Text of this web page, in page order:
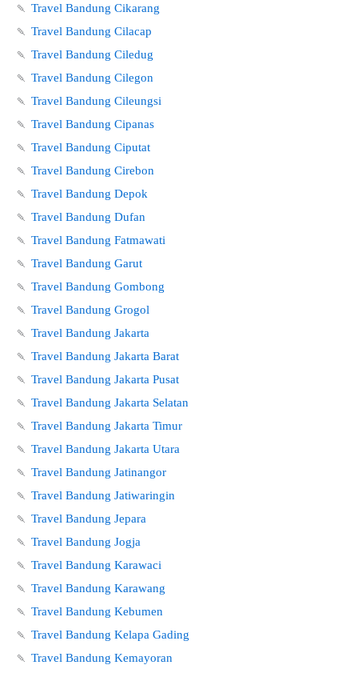
🍡 Travel Bandung Cikarang
🍡 Travel Bandung Cilacap
🍡 Travel Bandung Ciledug
🍡 Travel Bandung Cilegon
🍡 Travel Bandung Cileungsi
🍡 Travel Bandung Cipanas
🍡 Travel Bandung Ciputat
🍡 Travel Bandung Cirebon
🍡 Travel Bandung Depok
🍡 Travel Bandung Dufan
🍡 Travel Bandung Fatmawati
🍡 Travel Bandung Garut
🍡 Travel Bandung Gombong
🍡 Travel Bandung Grogol
🍡 Travel Bandung Jakarta
🍡 Travel Bandung Jakarta Barat
🍡 Travel Bandung Jakarta Pusat
🍡 Travel Bandung Jakarta Selatan
🍡 Travel Bandung Jakarta Timur
🍡 Travel Bandung Jakarta Utara
🍡 Travel Bandung Jatinangor
🍡 Travel Bandung Jatiwaringin
🍡 Travel Bandung Jepara
🍡 Travel Bandung Jogja
🍡 Travel Bandung Karawaci
🍡 Travel Bandung Karawang
🍡 Travel Bandung Kebumen
🍡 Travel Bandung Kelapa Gading
🍡 Travel Bandung Kemayoran